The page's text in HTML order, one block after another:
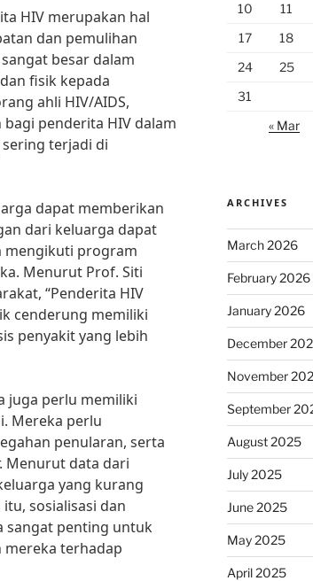
HIV merupakan hal
dan pemulihan
besar dalam
fisik kepada
ahli HIV/AIDS,
penderita HIV dalam
terjadi di
dapat memberikan
dari keluarga dapat
mengikuti program
Menurut Prof. Siti
“Penderita HIV
cenderung memiliki
penyakit yang lebih
juga perlu memiliki
Mereka perlu
penularan, serta
Menurut data dari
yang kurang
sosialisasi dan
sangat penting untuk
terhadap
10
11
17
18
24
25
31
« Mar
ARCHIVES
March 2026
February 2026
January 2026
December
November
September
August 2025
July 2025
June 2025
May 2025
April 2025